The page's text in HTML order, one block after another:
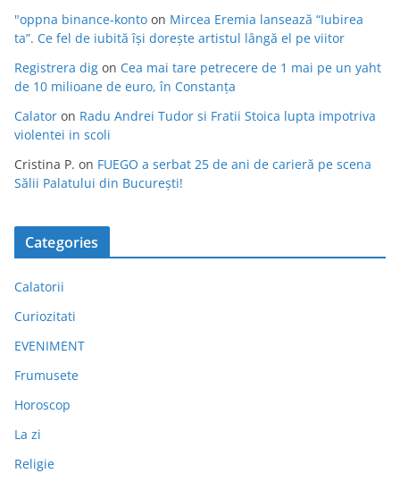
"oppna binance-konto on Mircea Eremia lansează “Iubirea
ta”. Ce fel de iubită își dorește artistul lângă el pe viitor
Registrera dig on Cea mai tare petrecere de 1 mai pe un yaht
de 10 milioane de euro, în Constanța
Calator on Radu Andrei Tudor si Fratii Stoica lupta impotriva
violentei in scoli
Cristina P. on FUEGO a serbat 25 de ani de carieră pe scena
Sălii Palatului din București!
Categories
Calatorii
Curiozitati
EVENIMENT
Frumusete
Horoscop
La zi
Religie